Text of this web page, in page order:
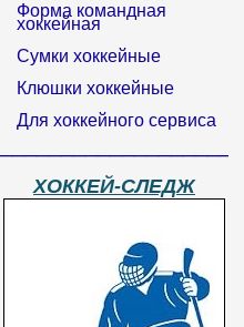
Форма командная
хоккейная
Сумки хоккейные
Клюшки хоккейные
Для хоккейного сервиса
ХОККЕЙ-СЛЕДЖ